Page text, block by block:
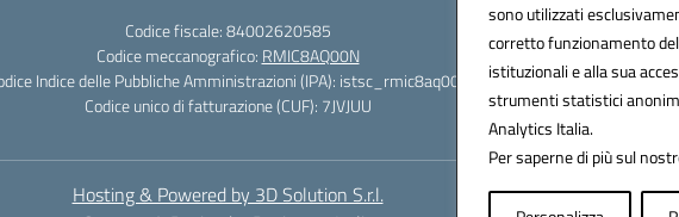
sono utilizzati
corretto funzionamento
istituzionali e alla sua
strumenti statistici
Analytics Italia.
Per saperne di più sul
Codice fiscale: 84002620585
Codice meccanografico: RMIC8AQ00N
Indice delle Pubbliche Amministrazioni (IPA): istsc_rmic8aq00n
Codice unico di fatturazione (CUF): 7JVJUU
Hosting & Powered by 3D Solution S.r.l.